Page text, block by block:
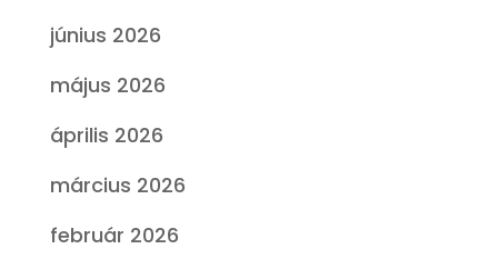
június 2026
május 2026
április 2026
március 2026
február 2026